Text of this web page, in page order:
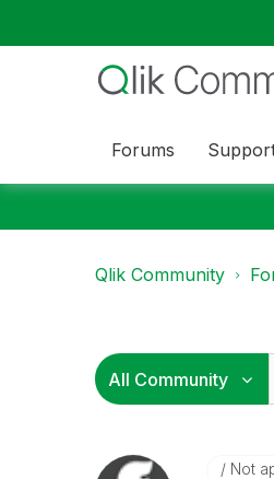
Forums
Qlik Community
Not